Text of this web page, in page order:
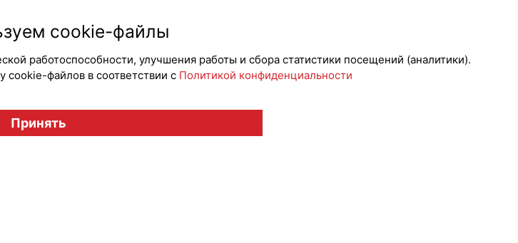
рынка", licensingrussia.ru, 2009-2026 12+
cookie-файлы
работоспособности, улучшения работы и сбора статистики посещений (аналитики).
cookie-файлов в соответствии с Политикой конфиденциальности
Принять